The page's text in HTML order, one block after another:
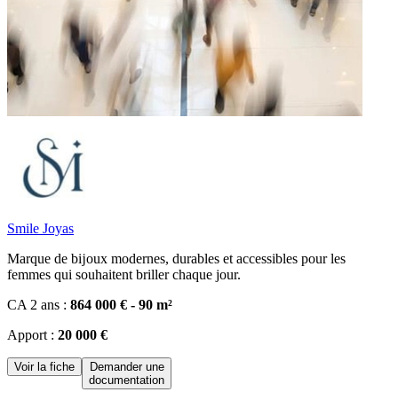
Smile Joyas
Marque de bĳoux modernes, durables et accessibles pour les
femmes qui souhaitent briller chaque jour.
CA 2 ans : 864 000 € - 90 m²
Apport : 20 000 €
Voir la fiche
Demander une
documentation